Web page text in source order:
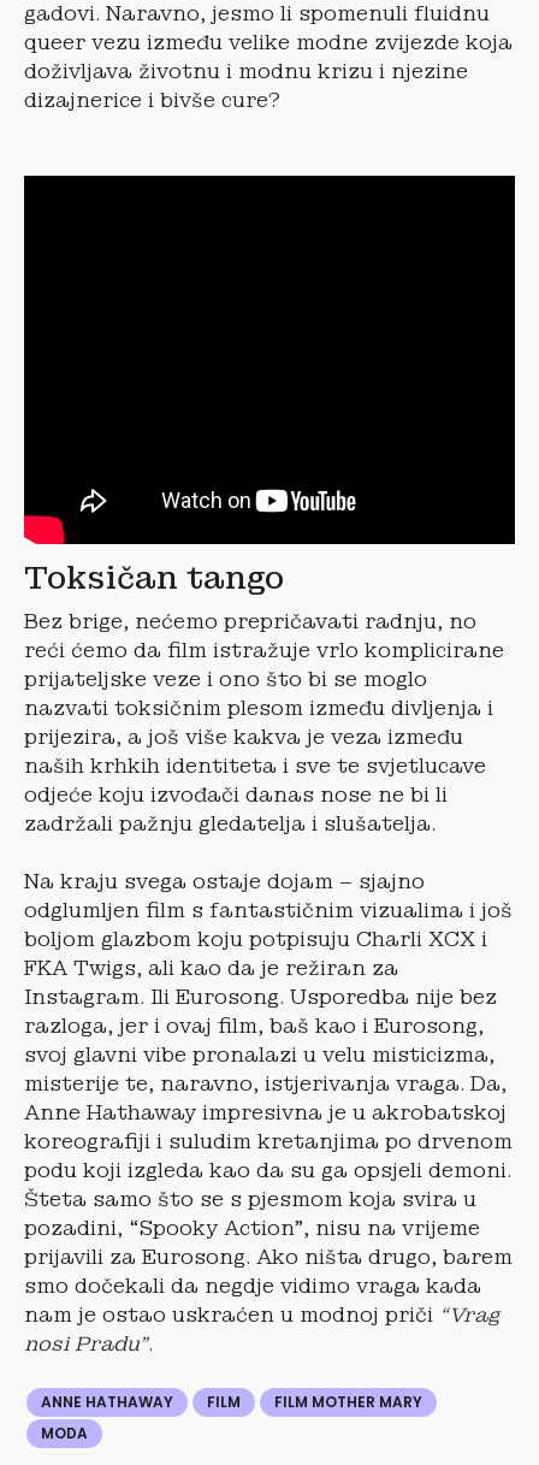
gadovi. Naravno, jesmo li spomenuli fluidnu
queer vezu između velike modne zvijezde koja
doživljava životnu i modnu krizu i njezine
dizajnerice i bivše cure?
Toksičan tango
Bez brige, nećemo prepričavati radnju, no
reći ćemo da film istražuje vrlo komplicirane
prijateljske veze i ono što bi se moglo
nazvati toksičnim plesom između divljenja i
prijezira, a još više kakva je veza između
naših krhkih identiteta i sve te svjetlucave
odjeće koju izvođači danas nose ne bi li
zadržali pažnju gledatelja i slušatelja.
Na kraju svega ostaje dojam – sjajno
odglumljen film s fantastičnim vizualima i još
boljom glazbom koju potpisuju Charli XCX i
FKA Twigs, ali kao da je režiran za
Instagram. Ili Eurosong. Usporedba nije bez
razloga, jer i ovaj film, baš kao i Eurosong,
svoj glavni vibe pronalazi u velu misticizma,
misterije te, naravno, istjerivanja vraga. Da,
Anne Hathaway impresivna je u akrobatskoj
koreografiji i suludim kretanjima po drvenom
podu koji izgleda kao da su ga opsjeli demoni.
Šteta samo što se s pjesmom koja svira u
pozadini, “Spooky Action”, nisu na vrijeme
prijavili za Eurosong. Ako ništa drugo, barem
smo dočekali da negdje vidimo vraga kada
nam je ostao uskraćen u modnoj priči “Vrag
nosi Pradu”.
ANNE HATHAWAY FILM
FILM MOTHER MARY
MODA